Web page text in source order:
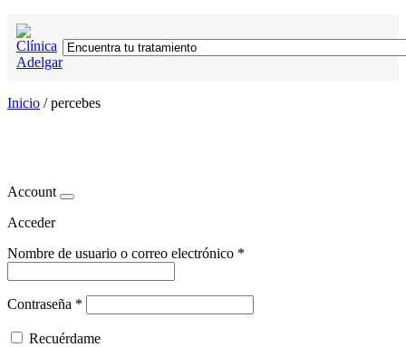
Inicio /percebes
Account
Acceder
Nombre de usuario o correo electrónico *
Contraseña *
Recuérdame